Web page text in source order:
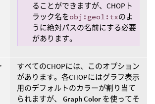
ることができますが、CHOPト
ラック名をobj:geo1:txのよ
うに絶対パスの名前にする必要
があります。
すべてのCHOPには、このオプション
があります。各CHOPにはグラフ表示
用のデフォルトのカラーが割り当て
られますが、 Graph Color を使ってそ